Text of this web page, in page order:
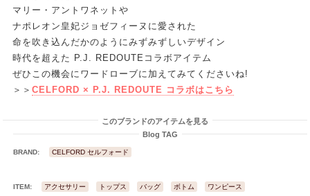
マリー・アントワネットや
ナポレオン皇妃ジョゼフィーヌに愛された
命を吹き込んだかのようにみずみずしいデザイン
時代を超えた P.J. REDOUTEコラボアイテム
ぜひこの機会にワードローブに加えてみてくださいね!
＞＞ CELFORD × P.J. REDOUTE コラボはこちら
このブランドのアイテムを見る
Blog TAG
BRAND: CELFORD セルフォード
ITEM: アクセサリー トップス バッグ ボトム ワンピース